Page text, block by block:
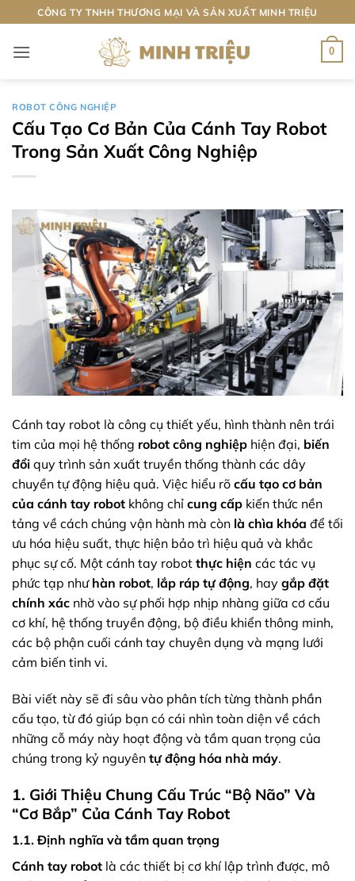
qua
nội
CÔNG TY TNHH THƯƠNG MẠI VÀ SẢN XUẤT MINH TRIỆU
0
ROBOT CÔNG NGHIỆP
Cấu Tạo Cơ Bản Của Cánh Tay Robot
Trong Sản Xuất Công Nghiệp
Cánh tay robot là công cụ thiết yếu, hình thành nên trái
tim của mọi hệ thống robot công nghiệp hiện đại, biến
đổi quy trình sản xuất truyền thống thành các dây
chuyền tự động hiệu quả. Việc hiểu rõ cấu tạo cơ bản
của cánh tay robot không chỉ cung cấp kiến thức nền
tảng về cách chúng vận hành mà còn là chìa khóa để tối
ưu hóa hiệu suất, thực hiện bảo trì hiệu quả và khắc
phục sự cố. Một cánh tay robot thực hiện các tác vụ
phức tạp như hàn robot, lắp ráp tự động, hay gắp đặt
chính xác nhờ vào sự phối hợp nhịp nhàng giữa cơ cấu
cơ khí, hệ thống truyền động, bộ điều khiển thông minh,
các bộ phận cuối cánh tay chuyên dụng và mạng lưới
cảm biến tinh vi.
Bài viết này sẽ đi sâu vào phân tích từng thành phần
cấu tạo, từ đó giúp bạn có cái nhìn toàn diện về cách
những cỗ máy này hoạt động và tầm quan trọng của
chúng trong kỷ nguyên tự động hóa nhà máy.
1. Giới Thiệu Chung Cấu Trúc “Bộ Não” Và
“Cơ Bắp” Của Cánh Tay Robot
1.1. Định nghĩa và tầm quan trọng
Cánh tay robot là các thiết bị cơ khí lập trình được, mô